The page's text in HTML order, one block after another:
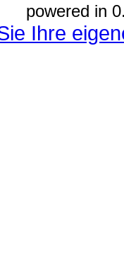
powered in
Ihre